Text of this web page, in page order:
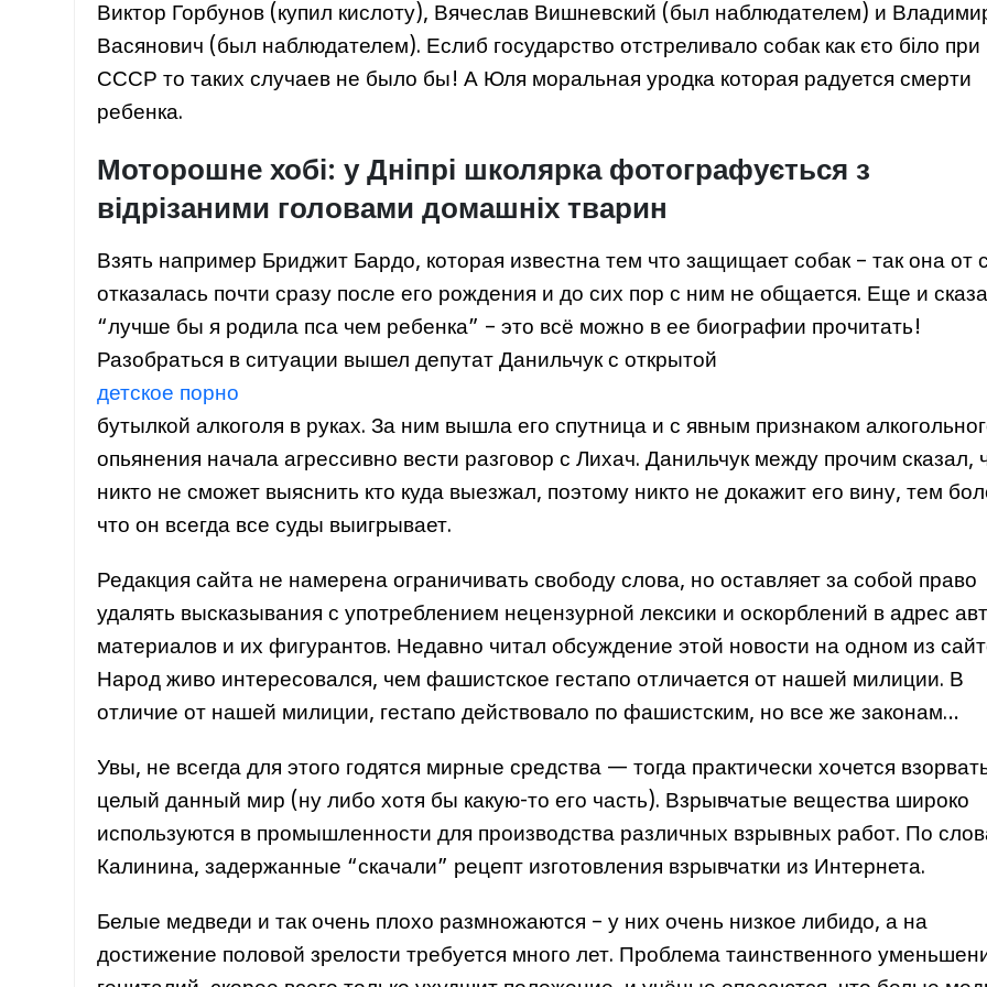
Виктор Горбунов (купил кислоту), Вячеслав Вишневский (был наблюдателем) и
Васянович (был наблюдателем). Еслиб государство отстреливало собак как єто біло при
СССР то таких случаев не было бы! А Юля моральная уродка которая радуется смерти
ребенка.
Моторошне хобі: у Дніпрі школярка фотографується з
відрізаними головами домашніх тварин
Взять например Бриджит Бардо, которая известна тем что защищает собак – так она от
отказалась почти сразу после его рождения и до сих пор с ним не общается. Еще и
“лучше бы я родила пса чем ребенка” – это всё можно в ее биографии прочитать!
Разобраться в ситуации вышел депутат Данильчук с открытой
детское порно
бутылкой алкоголя в руках. За ним вышла его спутница и с явным признаком
опьянения начала агрессивно вести разговор с Лихач. Данильчук между прочим сказал,
никто не сможет выяснить кто куда выезжал, поэтому никто не докажит его вину, тем
что он всегда все суды выигрывает.
Редакция сайта не намерена ограничивать свободу слова, но оставляет за собой право
удалять высказывания с употреблением нецензурной лексики и оскорблений в адрес
материалов и их фигурантов. Недавно читал обсуждение этой новости на одном из
Народ живо интересовался, чем фашистское гестапо отличается от нашей милиции. В
отличие от нашей милиции, гестапо действовало по фашистским, но все же законам…
Увы, не всегда для этого годятся мирные средства — тогда практически хочется
целый данный мир (ну либо хотя бы какую-то его часть). Взрывчатые вещества широко
используются в промышленности для производства различных взрывных работ. По
Калинина, задержанные “скачали” рецепт изготовления взрывчатки из Интернета.
Белые медведи и так очень плохо размножаются – у них очень низкое либидо, а на
достижение половой зрелости требуется много лет. Проблема таинственного